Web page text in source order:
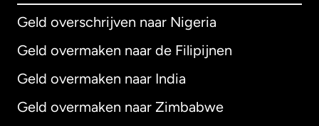
Geld overschrijven naar Nigeria
Geld overmaken naar de Filipijnen
Geld overmaken naar India
Geld overmaken naar Zimbabwe